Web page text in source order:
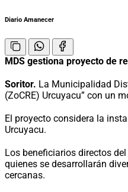
Diario Amanecer
MDS gestiona proyecto de
Soritor. La Municipalidad
(ZoCRE) Urcuyacu” con un
El proyecto considera la
Urcuyacu.
Los beneficiarios directos
quienes se desarrollarán
cercanas.